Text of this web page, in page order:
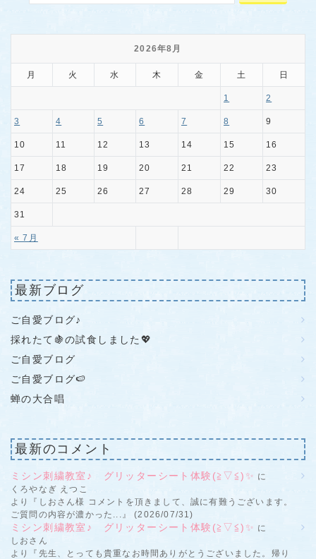
2026年8月
月 火 水 木 金 土 日
« 7月
1 2
3 4 5 6 7 8 9
10 11 12 13 14 15 16
17 18 19 20 21 22 23
24 25 26 27 28 29 30
31
最新ブログ
ご自愛ブログ♪
採れたて🍇の試食しました💖
ご自愛ブログ
ご自愛ブログ🍉
蝉の大合唱
最新のコメント
ミシン刺繍教室♪ グリッターシート体験(≧▽≦)✨ に
くろやなぎ えつこ
より『しおさん様 コメントを頂きまして、誠に有難うございます。
ご質問の内容が濃かった...』 (2026/07/31)
ミシン刺繍教室♪ グリッターシート体験(≧▽≦)✨ に
しおさん
より『先生、とっても貴重なお時間ありがとうございました。帰り